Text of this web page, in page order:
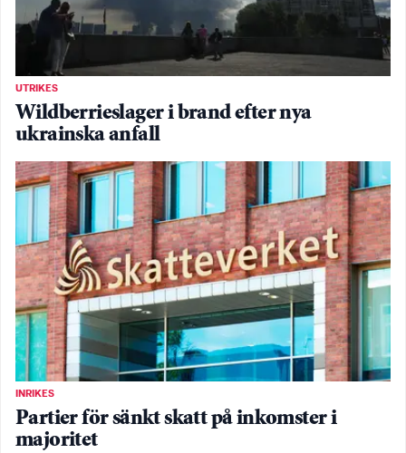
UTRIKES
Wildberrieslager i brand efter nya
ukrainska anfall
INRIKES
Partier för sänkt skatt på inkomster i
majoritet